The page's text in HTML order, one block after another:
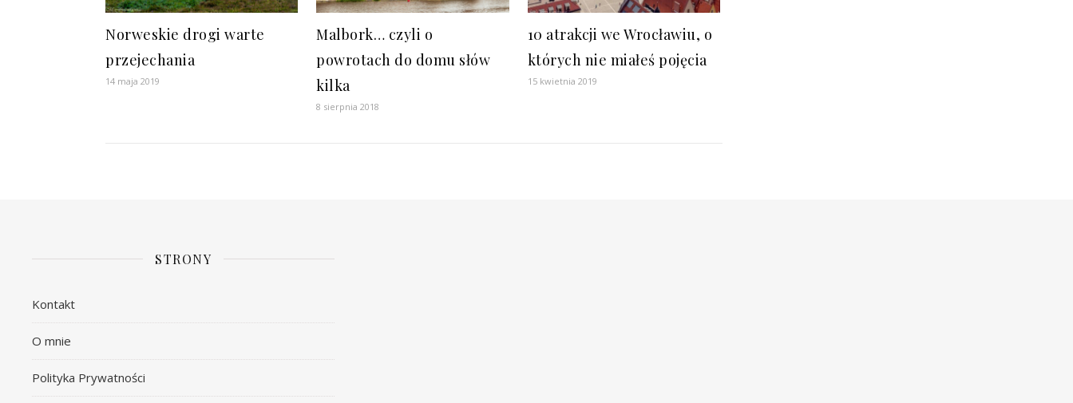
Norweskie drogi warte
przejechania
14 maja 2019
Malbork… czyli o
powrotach do domu słów
kilka
8 sierpnia 2018
10 atrakcji we Wrocławiu, o
których nie miałeś pojęcia
15 kwietnia 2019
STRONY
Kontakt
O mnie
Polityka Prywatności